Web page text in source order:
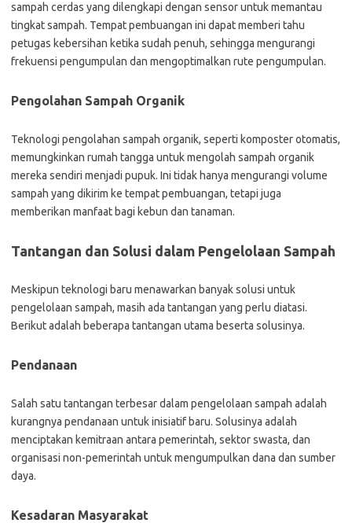
sampah cerdas yang dilengkapi dengan sensor untuk memantau
tingkat sampah. Tempat pembuangan ini dapat memberi tahu
petugas kebersihan ketika sudah penuh, sehingga mengurangi
frekuensi pengumpulan dan mengoptimalkan rute pengumpulan.
Pengolahan Sampah Organik
Teknologi pengolahan sampah organik, seperti komposter otomatis,
memungkinkan rumah tangga untuk mengolah sampah organik
mereka sendiri menjadi pupuk. Ini tidak hanya mengurangi volume
sampah yang dikirim ke tempat pembuangan, tetapi juga
memberikan manfaat bagi kebun dan tanaman.
Tantangan dan Solusi dalam Pengelolaan Sampah
Meskipun teknologi baru menawarkan banyak solusi untuk
pengelolaan sampah, masih ada tantangan yang perlu diatasi.
Berikut adalah beberapa tantangan utama beserta solusinya.
Pendanaan
Salah satu tantangan terbesar dalam pengelolaan sampah adalah
kurangnya pendanaan untuk inisiatif baru. Solusinya adalah
menciptakan kemitraan antara pemerintah, sektor swasta, dan
organisasi non-pemerintah untuk mengumpulkan dana dan sumber
daya.
Kesadaran Masyarakat